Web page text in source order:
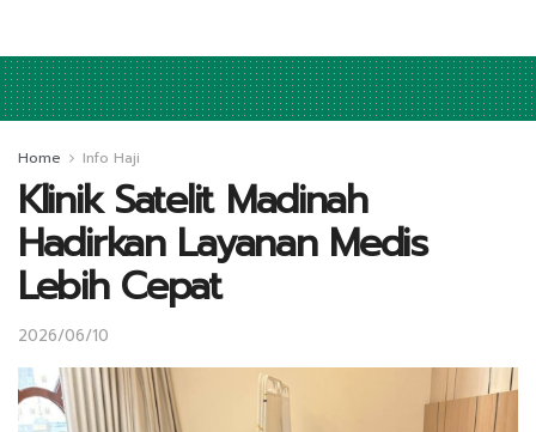
Home Info Haji
Klinik Satelit Madinah
Hadirkan Layanan Medis
Lebih Cepat
2026/06/10